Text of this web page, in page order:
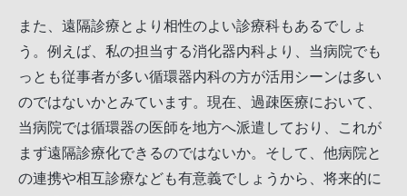
また、遠隔診療とより相性のよい診療科もあるでしょ
う。例えば、私の担当する消化器内科より、当病院でも
っとも従事者が多い循環器内科の方が活用シーンは多い
のではないかとみています。現在、過疎医療において、
当病院では循環器の医師を地方へ派遣しており、これが
まず遠隔診療化できるのではないか。そして、他病院と
の連携や相互診療なども有意義でしょうから、将来的に